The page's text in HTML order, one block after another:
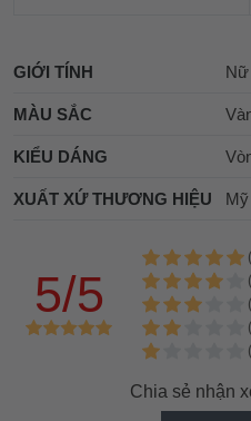
GIỚI TÍNH Nữ
MÀU SẮC
KIỂU DÁNG
XUẤT XỨ THƯƠNG HIỆU Mỹ
5/5
Chia sẻ nhận